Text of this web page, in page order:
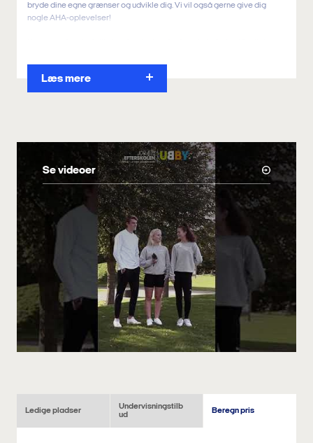
bryde dine egne grænser og udvikle dig. Vi vil også gerne give dig
nogle AHA-oplevelser!
Har du lyst til et skoleår fyldt med personlig udvikling og faglige
Vi tager os tid til samtale og eftertænksomhed. På Ubby forventer vi, at
du tænker dig om og er hensynsfuld overfor andre. Hos os taler vi ikke til
hinanden, men med hinanden.
Du har frihed under ansvar, lærerne på vores skole er godt forberedte til
timerne, og vi har som udgangspunkt de samme forventninger til dig.
Vi sætter fagligheden i højsædet. Vi sætter en ære i, at du får de
udfordringer, der passer til dig. Derfor forventer vi, at du er topmotiveret
for at lære. At du deltager, møder op til tiden og gør dit allerbedste.
LINJEFAG
På Idrætsefterskolen Ubby er vi vilde med sport! Her kan du vælge
mellem fire linjefag:
Springgymnastik
Dans & rytme
Du har dit linjefag 6 lektioner om ugen hele året, og derudover kan du
Læs mere
Se videoer
Ledige pladser
Undervisningstilb
ud
Beregn pris